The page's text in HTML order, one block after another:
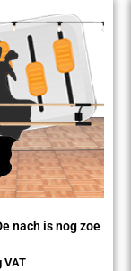
nach is nog zoe
VAT